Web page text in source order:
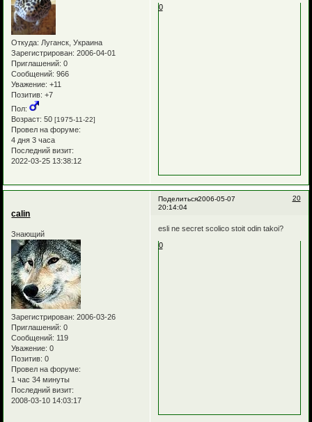
Откуда: Луганск, Украина
Зарегистрирован: 2006-04-01
Приглашений: 0
Сообщений: 966
Уважение: +11
Позитив: +7
Пол:
Возраст: 50[1975-11-22]
Провел на форуме:
4 дня 3 часа
Последний визит:
2022-03-25 13:38:12
0
Поделиться 20
2006-05-07
20:14:04
calin
Знающий
Зарегистрирован: 2006-03-26
Приглашений: 0
Сообщений: 119
Уважение: 0
Позитив: 0
Провел на форуме:
1 час 34 минуты
Последний визит:
2008-03-10 14:03:17
esli ne secret scolico stoit odin takoi?
0